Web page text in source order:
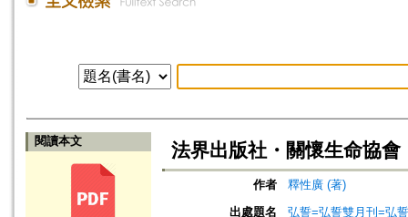
閱讀本文 法界出版社・關懷生命協會
作者
釋性廣 (著)
出處題名
弘誓=弘誓雙月刊=弘